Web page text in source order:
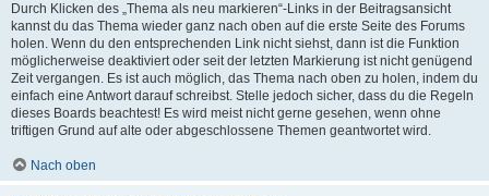
Durch Klicken des „Thema als neu markieren“-Links in der Beitragsansicht
kannst du das Thema wieder ganz nach oben auf die erste Seite des Forums
holen. Wenn du den entsprechenden Link nicht siehst, dann ist die Funktion
möglicherweise deaktiviert oder seit der letzten Markierung ist nicht genügend
Zeit vergangen. Es ist auch möglich, das Thema nach oben zu holen, indem du
einfach eine Antwort darauf schreibst. Stelle jedoch sicher, dass du die Regeln
dieses Boards beachtest! Es wird meist nicht gerne gesehen, wenn ohne
triftigen Grund auf alte oder abgeschlossene Themen geantwortet wird.
Nach oben